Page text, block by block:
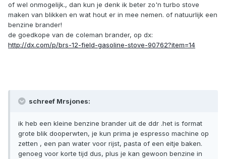
of wel onmogelijk., dan kun je denk ik beter zo'n turbo stove
maken van blikken en wat hout er in mee nemen. of natuurlijk een
benzine brander!
de goedkope van de coleman brander, op dx:
http://dx.com/p/brs-12-field-gasoline-stove-90762?item=14
schreef Mrsjones:
ik heb een kleine benzine brander uit de ddr .het is format
grote blik dooperwten, je kun prima je espresso machine op
zetten , een pan water voor rijst, pasta of een eitje baken.
genoeg voor korte tijd dus, plus je kan gewoon benzine in